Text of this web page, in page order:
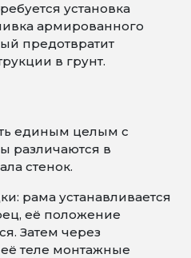
установка
армированного
предотвратит
в грунт.
единым целым с
различаются в
стенок.
рама устанавливается
её положение
Затем через
теле монтажные